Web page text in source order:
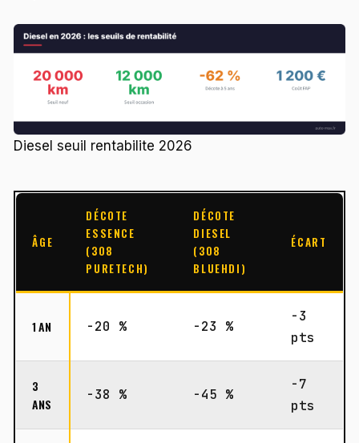
Diesel seuil rentabilite 2026
ÂGE
DÉCOTE
ESSENCE
(308
PURETECH)
DÉCOTE
DIESEL
(308
BLUEHDI)
ÉCART
1 AN -20 % -23 %
-3
pts
3
ANS
-38 % -45 %
-7
pts